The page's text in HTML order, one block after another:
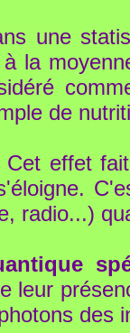
une
la
de
Cet effet
radio...)
leur
des